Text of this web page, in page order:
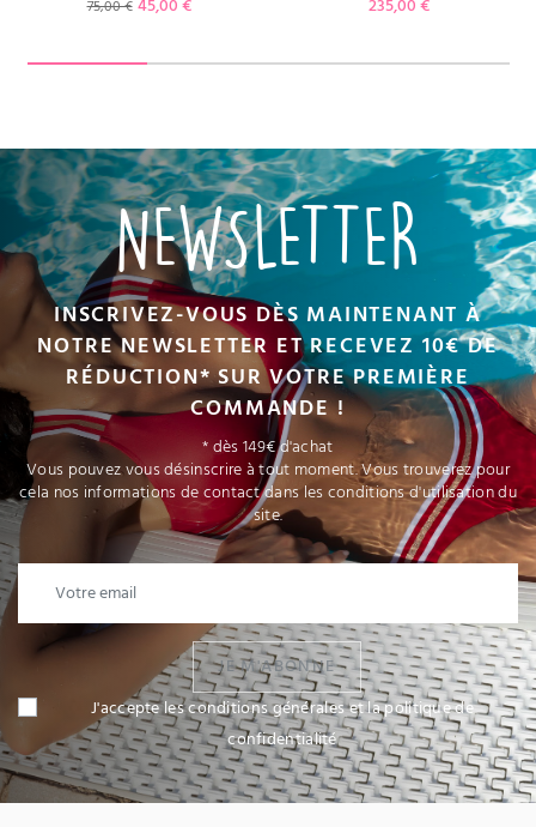
75,00 € 45,00 € 235,00 €
NEWSLETTER
INSCRIVEZ-VOUS DÈS MAINTENANT À
NOTRE NEWSLETTER ET RECEVEZ 10€ DE
RÉDUCTION* SUR VOTRE PREMIÈRE
COMMANDE !
* dès 149€ d'achat
Vous pouvez vous désinscrire à tout moment. Vous trouverez pour
cela nos informations de contact dans les conditions d'utilisation du
site.
JE M'ABONNE
J'accepte les conditions générales et la politique de
confidentialité